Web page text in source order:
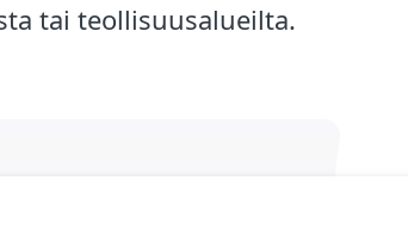
tai teollisuusalueilta.